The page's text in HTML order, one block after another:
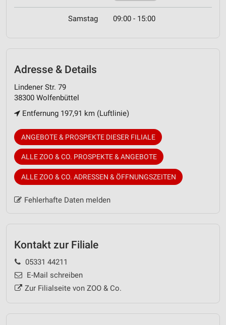
Samstag 09:00 - 15:00
Adresse & Details
Lindener Str. 79
38300 Wolfenbüttel
Entfernung 197,91 km (Luftlinie)
ANGEBOTE & PROSPEKTE DIESER FILIALE
ALLE ZOO & CO. PROSPEKTE & ANGEBOTE
ALLE ZOO & CO. ADRESSEN & ÖFFNUNGSZEITEN
Fehlerhafte Daten melden
Kontakt zur Filiale
05331 44211
E-Mail schreiben
Zur Filialseite von ZOO & Co.